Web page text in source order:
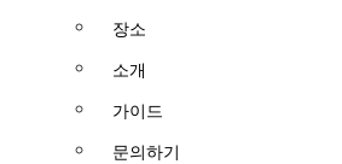
장소
소개
가이드
문의하기